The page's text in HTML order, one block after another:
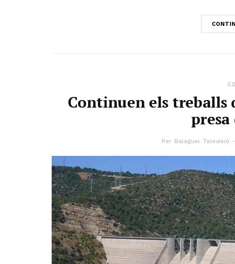
Continuen els treballs
Per Balaguer Televisió